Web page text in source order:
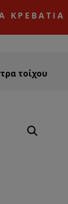
ΚΡΕΒΑΤΙΑ
τοίχου